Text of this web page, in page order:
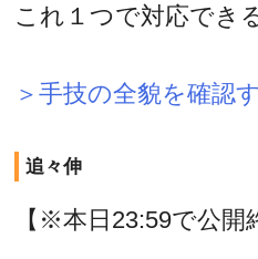
これ１つで対応でき
＞手技の全貌を確認
追々伸
【※本日23:59で公開